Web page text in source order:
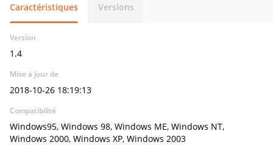
Caractéristiques Versions
Version
1.4
Mise à jour de
2018-10-26 18:19:13
Compatibilité
Windows95, Windows 98, Windows ME, Windows NT,
Windows 2000, Windows XP, Windows 2003